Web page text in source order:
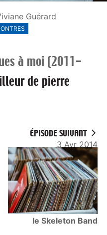
Guérard
à moi (2011-
de pierre
ÉPISODE SUIVANT
3 Avr 2014
le Skeleton Band